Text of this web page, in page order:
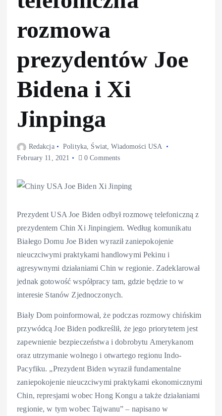
rozmowa
prezydentów Joe
Bidena i Xi
Jinpinga
Redakcja Polityka, Świat,Wiadomości USA
February 11, 2021
0 Comments
Prezydent USA Joe Biden odbył rozmowę telefoniczną z
prezydentem Chin Xi Jinpingiem. Według komunikatu
Białego Domu Joe Biden wyraził zaniepokojenie
nieuczciwymi praktykami handlowymi Pekinu i
agresywnymi działaniami Chin w regionie. Zadeklarował
jednak gotowość współpracy tam, gdzie będzie to w
interesie Stanów Zjednoczonych.
Biały Dom poinformował, że podczas rozmowy chińskim
przywódcą Joe Biden podkreślił, że jego priorytetem jest
zapewnienie bezpieczeństwa i dobrobytu Amerykanom
oraz utrzymanie wolnego i otwartego regionu Indo-
Pacyfiku. „Prezydent Biden wyraził fundamentalne
zaniepokojenie nieuczciwymi praktykami ekonomicznymi
Chin, represjami wobec Hong Kongu a także działaniami
regionie, w tym wobec Tajwanu” – napisano w